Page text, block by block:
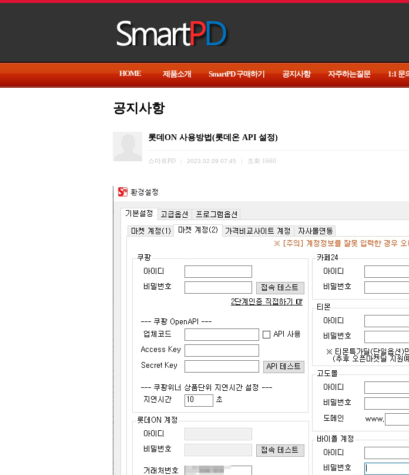
HOME 제품소개 SmartPD 구매하기 공지사항 자주하는질문 1:1 문
공지사항
롯데ON 사용방법(롯데온 API 설정)
스마트PD 2023.02.09 07:45 조회 1660